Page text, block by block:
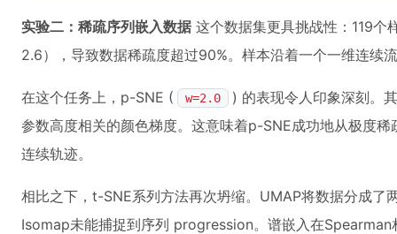
实验二：稀疏序列嵌入数据 这个数据集更具挑战性：119个
2.6），导致数据稀疏度超过90%。样本沿着一个一维连续
在这个任务上，p-SNE ( w=2.0
) 的表现令人印象深刻。
参数高度相关的颜色梯度。这意味着p-SNE成功地从极度
连续轨迹。
相比之下，t-SNE系列方法再次坍缩。UMAP将数据分成了
Isomap未能捕捉到序列 progression。谱嵌入在